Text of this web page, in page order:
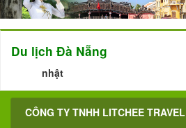
Du lịch Đà Nẵng
nhật
CÔNG TY TNHH LITCHEE TRAVEL